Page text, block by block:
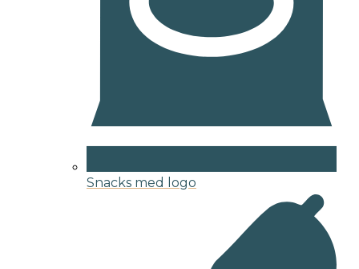
Snacks med logo